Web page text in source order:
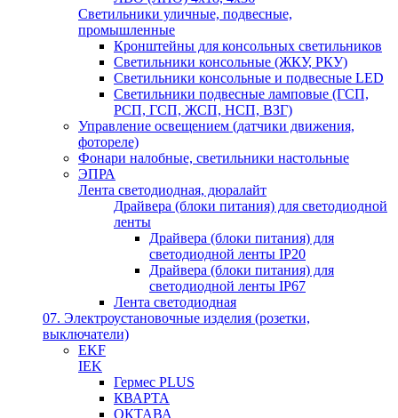
Светильники уличные, подвесные,
промышленные
Кронштейны для консольных светильников
Светильники консольные (ЖКУ, РКУ)
Светильники консольные и подвесные LED
Светильники подвесные ламповые (ГСП,
РСП, ГСП, ЖСП, НСП, ВЗГ)
Управление освещением (датчики движения,
фотореле)
Фонари налобные, светильники настольные
ЭПРА
Лента светодиодная, дюралайт
Драйвера (блоки питания) для светодиодной
ленты
Драйвера (блоки питания) для
светодиодной ленты IP20
Драйвера (блоки питания) для
светодиодной ленты IP67
Лента светодиодная
07. Электроустановочные изделия (розетки,
выключатели)
EKF
IEK
Гермес PLUS
КВАРТА
ОКТАВА